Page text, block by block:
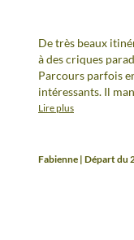
De très beaux
à des criques
Parcours parfois
intéressants. Il manquerait peut-
être une incursion
Lire plus
Fabienne | Départ